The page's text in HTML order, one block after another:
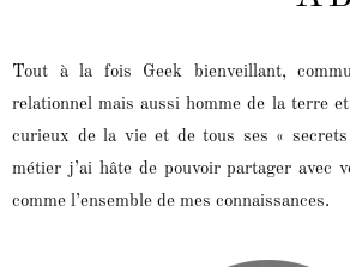
Tout à la fois Geek bienveillant,
relationnel mais aussi homme de la terre
curieux de la vie et de tous ses «
métier j’ai hâte de pouvoir partager avec
comme l’ensemble de mes connaissances.